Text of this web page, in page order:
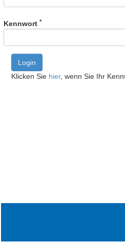
Kennwort*
Login
Klicken Sie hier, wenn Sie Ihr